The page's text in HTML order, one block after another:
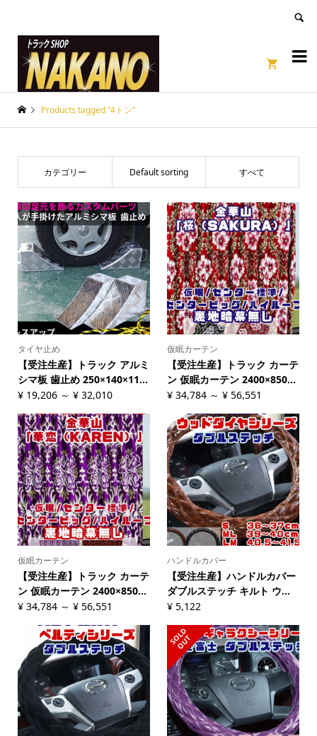


Products tagged “4トン”
カテゴリー Default sorting すべて
タイヤ止め
【受注生産】トラック アルミ
シマ板 歯止め 250×140×11...
¥19,206～ ¥32,010
仮眠カーテン
【受注生産】トラック カーテ
ン 仮眠カーテン 2400×850...
¥ 34,784 ～¥ 56,551
仮眠カーテン
【受注生産】トラック カーテ
ン 仮眠カーテン 2400×850...
¥34,784～ ¥56,551
ハンドルカバー
【受注生産】ハンドルカバー
ダブルステッチ キルト ウ...
¥ 5,122
S
O
L
D
O
U
T